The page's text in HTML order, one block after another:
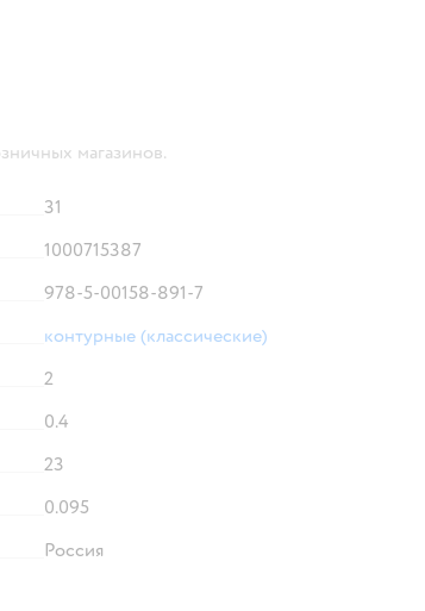
магазинов.
31
1000715387
978-5-00158-891-7
контурные (классические)
2
0.4
23
0.095
Россия